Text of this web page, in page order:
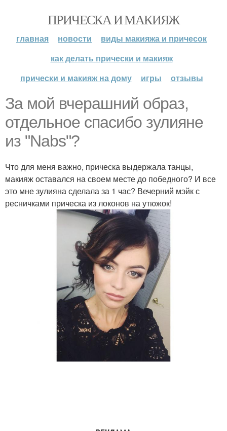
ПРИЧЕСКА И МАКИЯЖ
главная новости
виды макияжа и причесок
как делать прически и макияж
прически и макияж на дому
игры отзывы
За мой вчерашний образ,
отдельное спасибо зулияне
из "Nabs"?
Что для меня важно, прическа выдержала танцы,
макияж оставался на своем месте до победного? И все
это мне зулияна сделала за 1 час? Вечерний мэйк с
ресничками прическа из локонов на утюжок!